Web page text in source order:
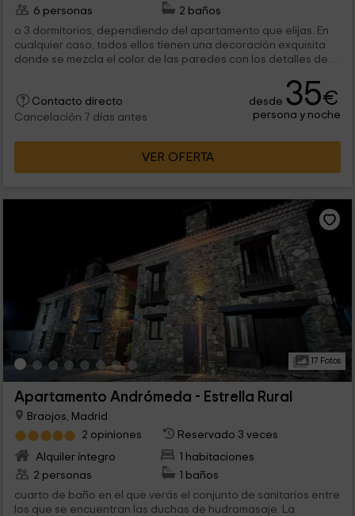
6 personas
2 baños
o 3 dormitorios, dependiendo del apartamento que elijas. En
cualquier caso, todos ellos tienen una decoración exquisita
donde se mezcla el color de las paredes con los detalles de la
Contacto directo
Cancelación 7 días antes
desde 35€
persona y noche
VER OFERTA
17 Fotos
Apartamento Andrómeda - Estrella Rural
Braojos, Madrid
2 opiniones
Reservado 3 veces
Alquiler íntegro
1 habitaciones
2 personas
1 baños
cuarto de baño en el que verás el conjunto de sanitarios entre
los que se encuentran las duchas de hudromasaje. La